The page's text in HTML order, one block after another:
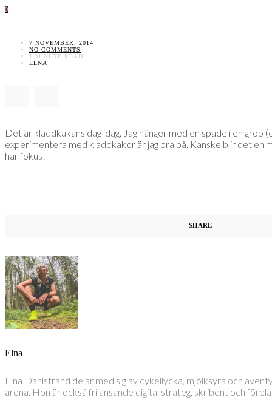
0
7 NOVEMBER, 2014
NO COMMENTS
1 MINUTE READ
ELNA
Det är kladdkakans dag idag. Jag hänger med en spade i en
experimentera med kladdkakor är jag bra på. Kanske blir det en
har fokus!
SHARE
Elna
Elna Dahlstrand delar med sig av cykellycka, mjölksyra och
arena. Hon är också frilansande digital strateg, skribent och